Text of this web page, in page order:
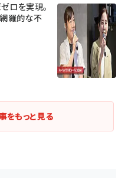
ロを実現。
羅的な不
をもっと見る